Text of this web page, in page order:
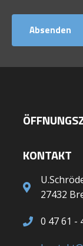
KONTAKT
27432
0 47 61 -